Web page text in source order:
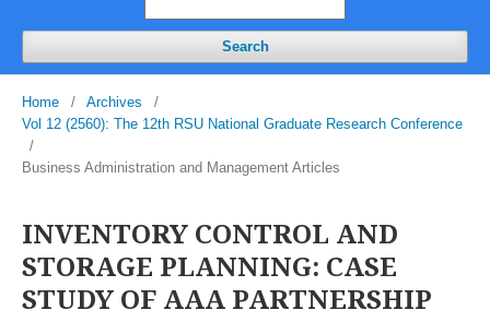
Search
Home / Archives
/
Vol 12 (2560): The 12th RSU National Graduate Research Conference
/
Business Administration and Management Articles
INVENTORY CONTROL AND
STORAGE PLANNING: CASE
STUDY OF AAA PARTNERSHIP